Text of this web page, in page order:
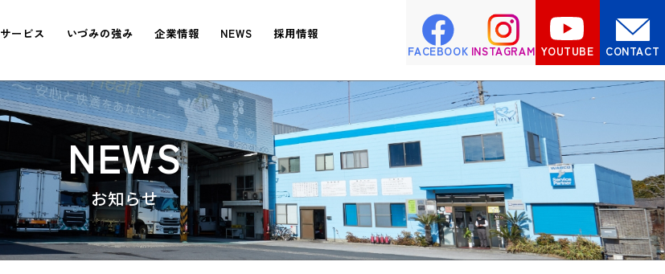
サービス いづみの強み 企業情報 NEWS
採用情報
FACEBOOK INSTAGRAM YOUTUBE CONTACT
NEWS